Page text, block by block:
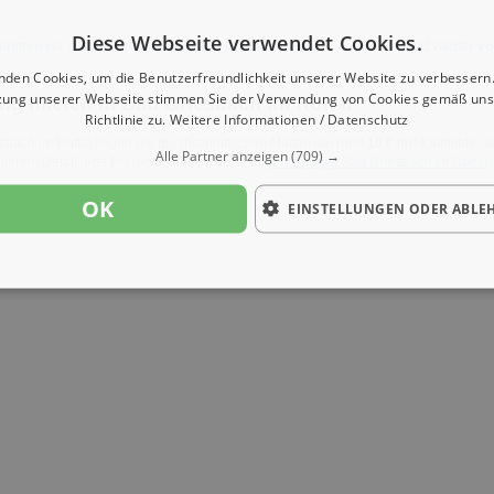
wir derzeit keine passenden Objekte finden. Schauen Sie bald wieder
mieten in Bad Griesbach im Rottal
Kaltmiete.
Detaillierte Preisinfos findest du unterMietspiegel Bad Griesbach im Rottal
Diese Webseite verwendet Cookies.
Cookies, um die Benutzerfreundlichkeit unserer Website zu
unserer Webseite stimmen Sie der Verwendung von Cookies gemäß
Richtlinie zu. Weitere Informationen / Datenschutz
Alle Partner anzeigen(709) →
OK EINSTELLUNGEN ODER